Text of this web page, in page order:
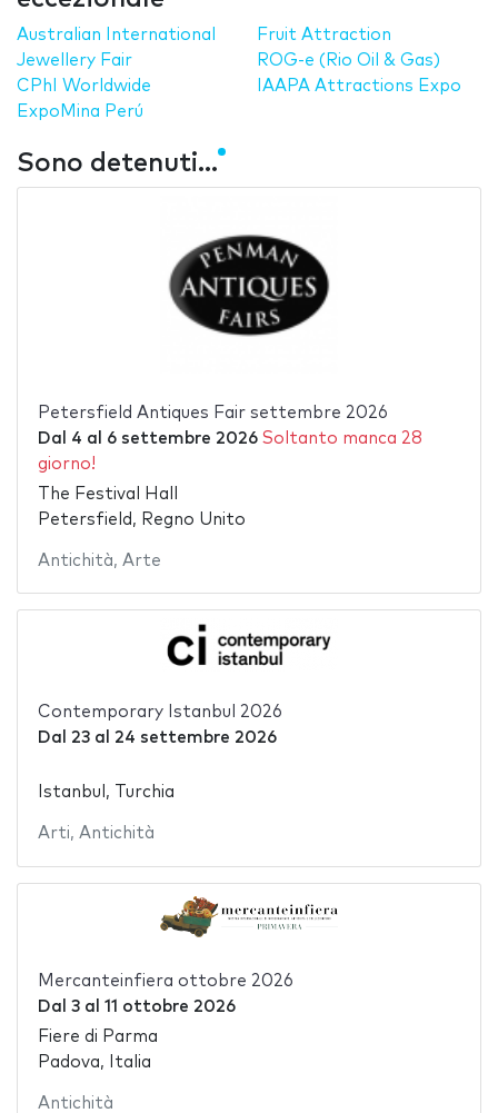
Australian International
Jewellery Fair
CPhI Worldwide
ExpoMina Perú
Fruit Attraction
ROG-e (Rio Oil & Gas)
IAAPA Attractions Expo
Sono detenuti...
Petersfield Antiques Fair settembre 2026
Dal 4 al 6 settembre 2026 Soltanto manca 28
giorno!
The Festival Hall
Petersfield, Regno Unito
Antichità, Arte
Contemporary Istanbul 2026
Dal 23al 24 settembre 2026
Istanbul, Turchia
Arti, Antichità
Mercanteinfiera ottobre 2026
Dal 3al 11 ottobre 2026
Fiere di Parma
Padova, Italia
Antichità